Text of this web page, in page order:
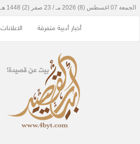
أخبار أدبية متفرقة الاعلانات